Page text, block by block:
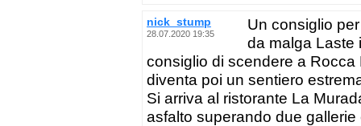
nick_stump
28.07.2020 19:35
Un consiglio
da malga Laste
consiglio di scendere a
diventa poi un sentiero
Si arriva al ristorante La
asfalto superando due